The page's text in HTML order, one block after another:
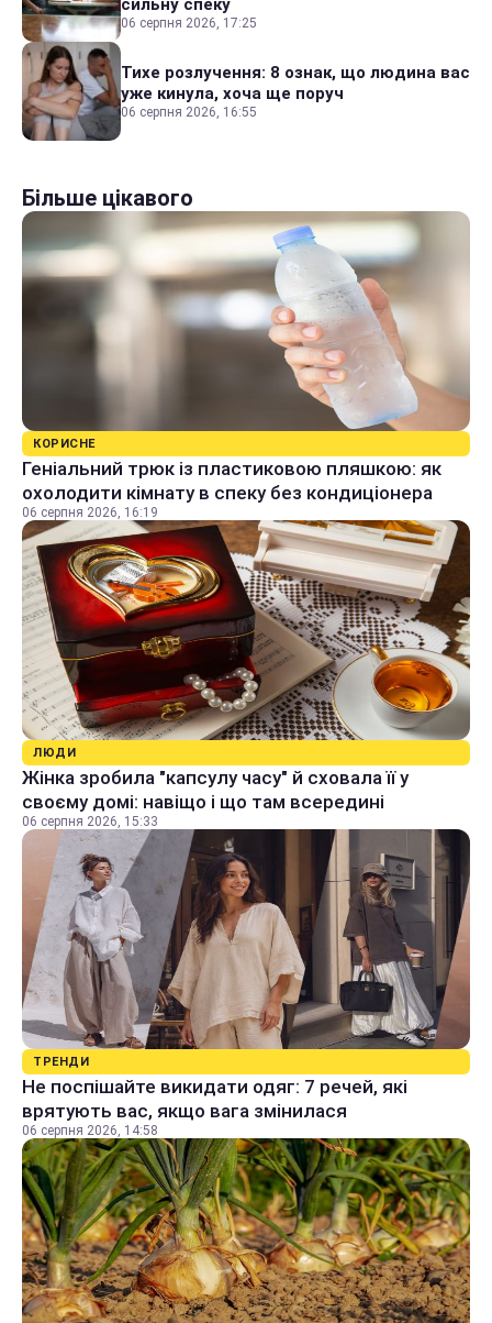
сильну спеку
06 серпня 2026, 17:25
Тихе розлучення: 8 ознак, що людина вас
уже кинула, хоча ще поруч
06 серпня 2026, 16:55
Більше цікавого
КОРИСНЕ
Геніальний трюк із пластиковою пляшкою: як
охолодити кімнату в спеку без кондиціонера
06 серпня 2026, 16:19
ЛЮДИ
Жінка зробила "капсулу часу" й сховала її у
своєму домі: навіщо і що там всередині
06 серпня 2026, 15:33
ТРЕНДИ
Не поспішайте викидати одяг: 7 речей, які
врятують вас, якщо вага змінилася
06 серпня 2026, 14:58